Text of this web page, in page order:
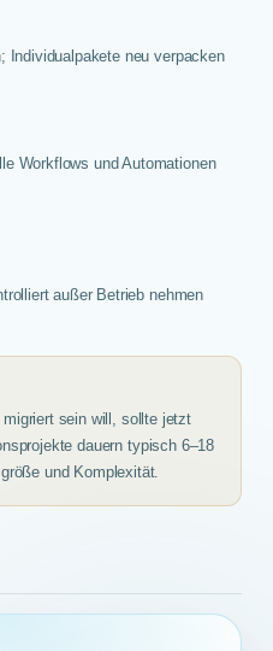
Individualpakete neu verpacken
Workflows und Automationen
außer Betrieb nehmen
sein will, sollte jetzt
dauern typisch 6–18
und Komplexität.